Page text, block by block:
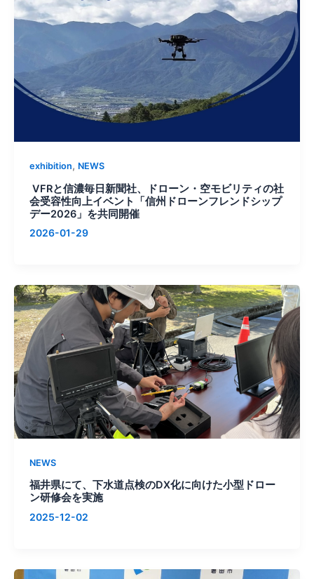
exhibition, NEWS
VFRと信濃毎日新聞社、ドローン・空モビリティの社
会受容性向上イベント「信州ドローンフレンドシップ
デー2026」を共同開催
2026-01-29
NEWS
福井県にて、下水道点検のDX化に向けた小型ドロー
ン研修会を実施
2025-12-02